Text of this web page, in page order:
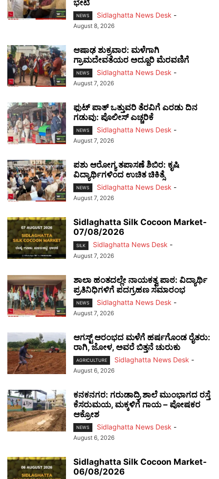
ಭೇಟಿ
NEWS Sidlaghatta News Desk -
August 8, 2026
ಆಷಾಢ ಶುಕ್ರವಾರ: ಮಳೆಗಾಗಿ
ಗ್ರಾಮದೇವತೆಯರ ಅದ್ದೂರಿ ಮೆರವಣಿಗೆ
NEWS Sidlaghatta News Desk -
August 7, 2026
ಫುಟ್‌ ಪಾತ್ ಒತ್ತುವರಿ ತೆರವಿಗೆ ಎರಡು ದಿನ
ಗಡುವು: ಪೊಲೀಸ್ ಎಚ್ಚರಿಕೆ
NEWS Sidlaghatta News Desk -
August 7, 2026
ಪಶು ಆರೋಗ್ಯ ತಪಾಸಣೆ ಶಿಬಿರ: ಕೃಷಿ
ವಿದ್ಯಾರ್ಥಿಗಳಿಂದ ಉಚಿತ ಚಿಕಿತ್ಸೆ
NEWS Sidlaghatta News Desk -
August 7, 2026
Sidlaghatta Silk Cocoon Market-
07/08/2026
SILK Sidlaghatta News Desk -
August 7, 2026
ಶಾಲಾ ಹಂತದಲ್ಲೇ ನಾಯಕತ್ವ ಪಾಠ: ವಿದ್ಯಾರ್ಥಿ
ಪ್ರತಿನಿಧಿಗಳಿಗೆ ಪದಗ್ರಹಣ ಸಮಾರಂಭ
NEWS Sidlaghatta News Desk -
August 7, 2026
ಆಗಸ್ಟ್ ಆರಂಭದ ಮಳೆಗೆ ಹರ್ಷಗೊಂಡ ರೈತರು:
ರಾಗಿ, ಜೋಳ, ಅವರೆ ಬಿತ್ತನೆ ಚುರುಕು
AGRICULTURE Sidlaghatta News Desk -
August 6, 2026
ಕನಕನಗರ: ಗರುಡಾದ್ರಿ ಶಾಲೆ ಮುಂಭಾಗದ ರಸ್ತೆ
ಕೆಸರುಮಯ, ಮಕ್ಕಳಿಗೆ ಗಾಯ – ಪೋಷಕರ
ಆಕ್ರೋಶ
NEWS Sidlaghatta News Desk -
August 6, 2026
Sidlaghatta Silk Cocoon Market-
06/08/2026